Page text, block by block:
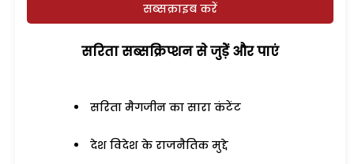
सब्सक्राइब करें
सरिता सब्सक्रिप्शन से जुड़ेें और पाएं
सरिता मैगजीन का सारा कंटेंट
देश विदेश के राजनैतिक मुद्दे